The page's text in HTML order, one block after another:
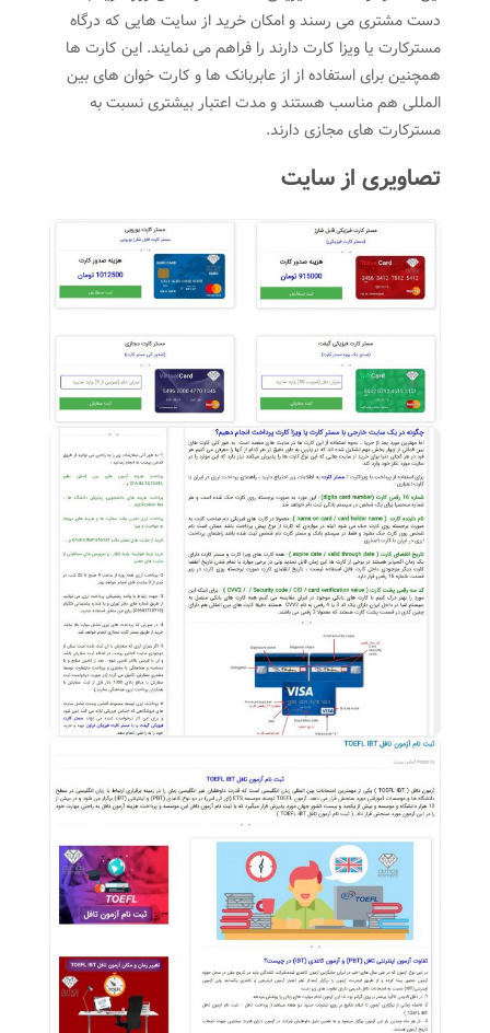
دست مشتری می رسند و امکان خرید از سایت هایی که درگاه
مسترکارت یا ویزا کارت دارند را فراهم می نمایند. این کارت ها
همچنین برای استفاده از از عابربانک ها و کارت خوان های بین
المللی هم مناسب هستند و مدت اعتبار بیشتری نسبت به
مسترکارت های مجازی دارند.
تصاویری از سایت